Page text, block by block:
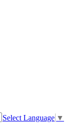
Select Language ▼